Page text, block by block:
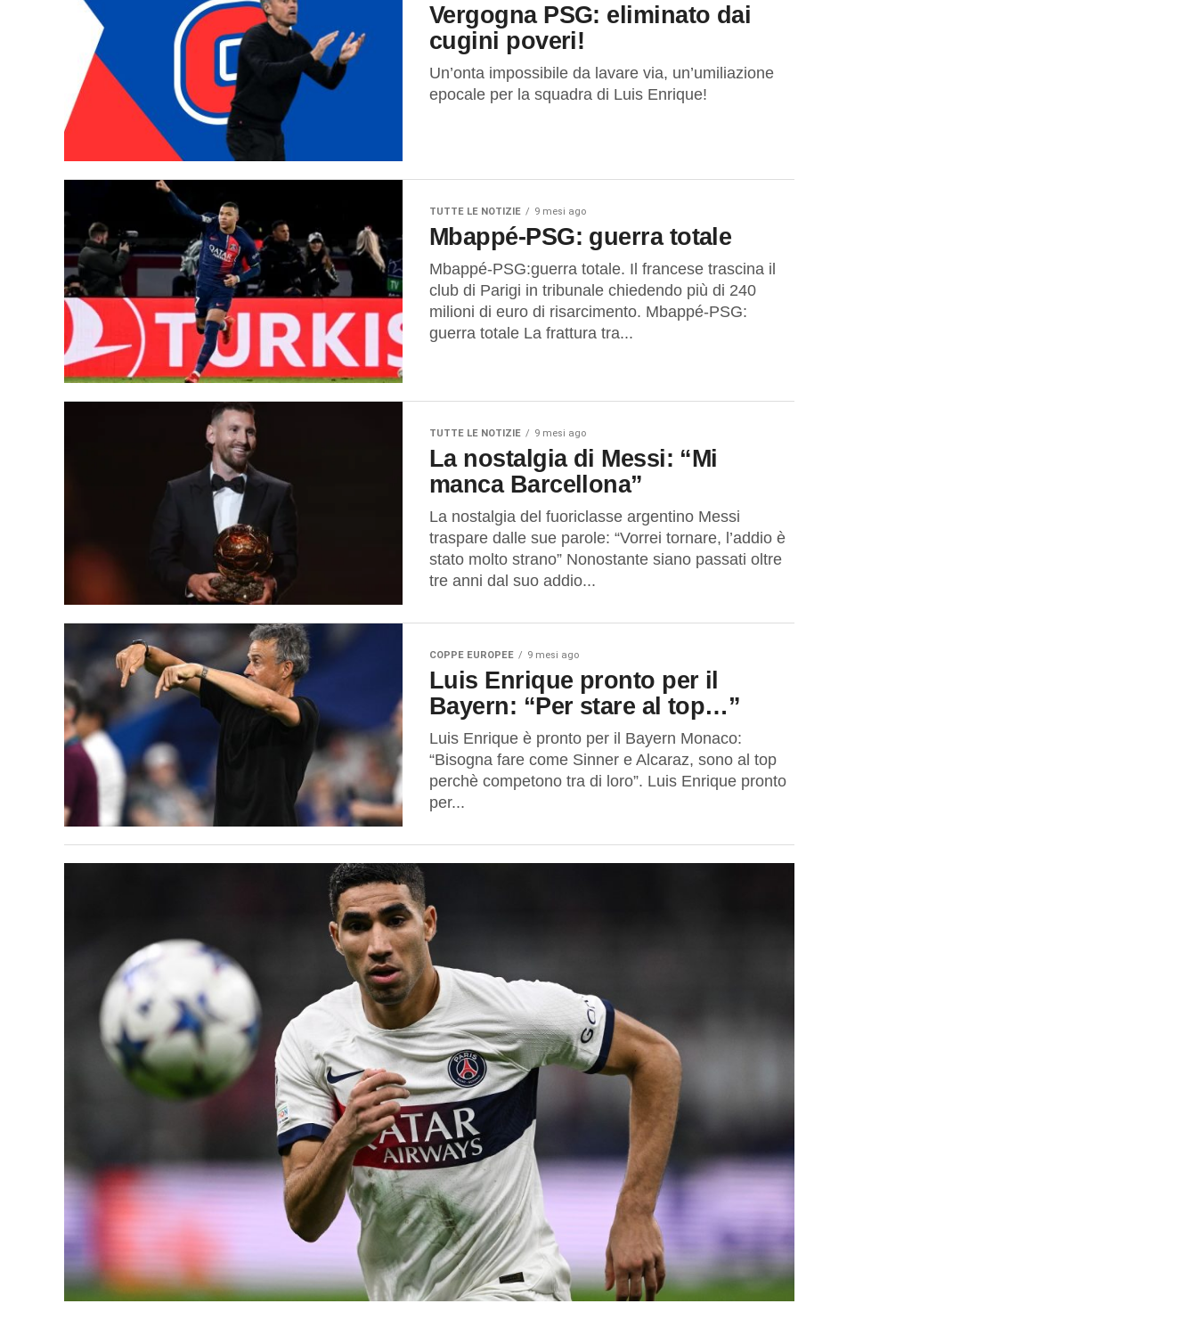
Vergogna PSG: eliminato dai
cugini poveri!
Un’onta impossibile da lavare via, un’umiliazione
epocale per la squadra di Luis Enrique!
TUTTE LE NOTIZIE 9 mesi ago
Mbappé-PSG: guerra totale
Mbappé-PSG:guerra totale. Il francese trascina il
club di Parigi in tribunale chiedendo più di 240
milioni di euro di risarcimento. Mbappé-PSG:
guerra totale La frattura tra...
TUTTE LE NOTIZIE 9 mesi ago
La nostalgia di Messi: “Mi
manca Barcellona”
La nostalgia del fuoriclasse argentino Messi
traspare dalle sue parole: “Vorrei tornare, l’addio è
stato molto strano” Nonostante siano passati oltre
tre anni dal suo addio...
COPPE EUROPEE 9 mesi ago
Luis Enrique pronto per il
Bayern: “Per stare al top…”
Luis Enrique è pronto per il Bayern Monaco:
“Bisogna fare come Sinner e Alcaraz, sono al top
perchè competono tra di loro”. Luis Enrique pronto
per...